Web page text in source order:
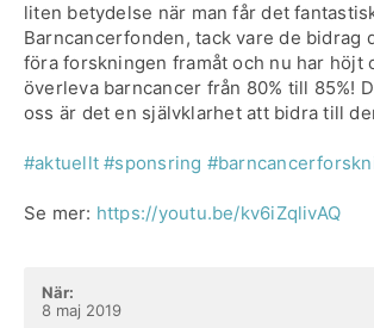
liten betydelse när man får det
Barncancerfonden, tack vare de bidrag
föra forskningen framåt och nu har höjt
överleva barncancer från 80% till 85%!
oss är det en självklarhet att bidra till
#aktuellt #sponsring
Se mer: https://youtu.be/kv6iZqlivAQ
När:
8 maj 2019